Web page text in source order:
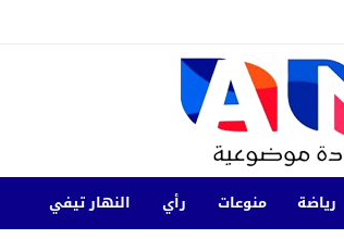
رياضة منوعات رأي
النهار تيفي